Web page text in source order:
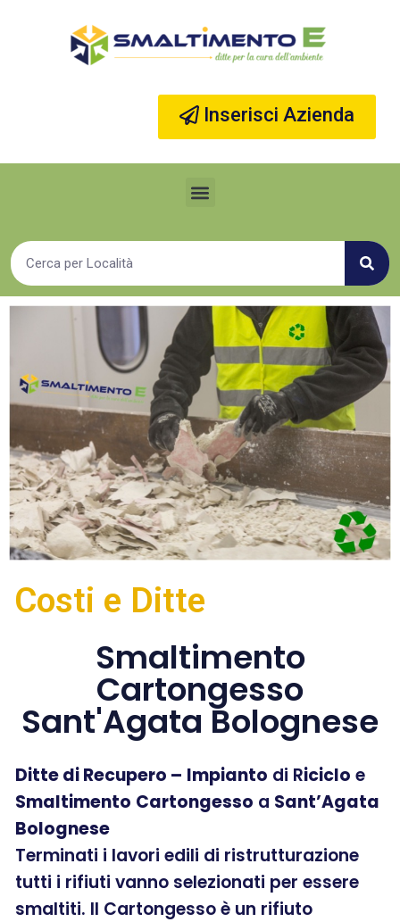
Inserisci Azienda
Costi e Ditte
Smaltimento
Cartongesso
Sant'Agata Bolognese
Ditte di Recupero – Impianto di Riciclo e
Smaltimento Cartongesso a Sant’Agata
Bolognese
Terminati i lavori edili di ristrutturazione
tutti i rifiuti vanno selezionati per essere
smaltiti. Il Cartongesso è un rifiuto